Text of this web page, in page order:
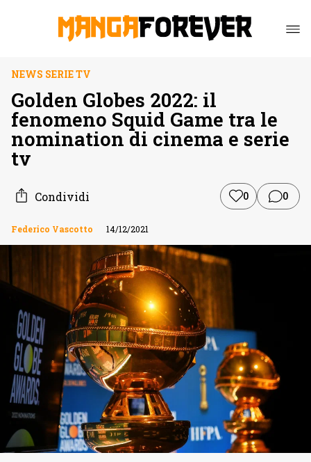
NEWS SERIE TV
Golden Globes 2022: il
fenomeno Squid Game tra le
nomination di cinema e serie
tv
Condividi 0 0
Federico Vascotto 14/12/2021